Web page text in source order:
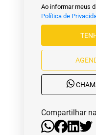
Ao informar meus
Política de
Compartilhar